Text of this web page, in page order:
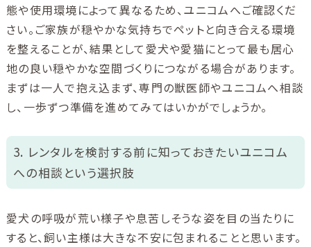
態や使用環境によって異なるため、ユニコムへご確認くだ
さい。ご家族が穏やかな気持ちでペットと向き合える環境
を整えることが、結果として愛犬や愛猫にとって最も居心
地の良い穏やかな空間づくりにつながる場合があります。
まずは一人で抱え込まず、専門の獣医師やユニコムへ相談
し、一歩ずつ準備を進めてみてはいかがでしょうか。
3. レンタルを検討する前に知っておきたいユニコム
への相談という選択肢
愛犬の呼吸が荒い様子や息苦しそうな姿を目の当たりに
すると、飼い主様は大きな不安に包まれることと思います。